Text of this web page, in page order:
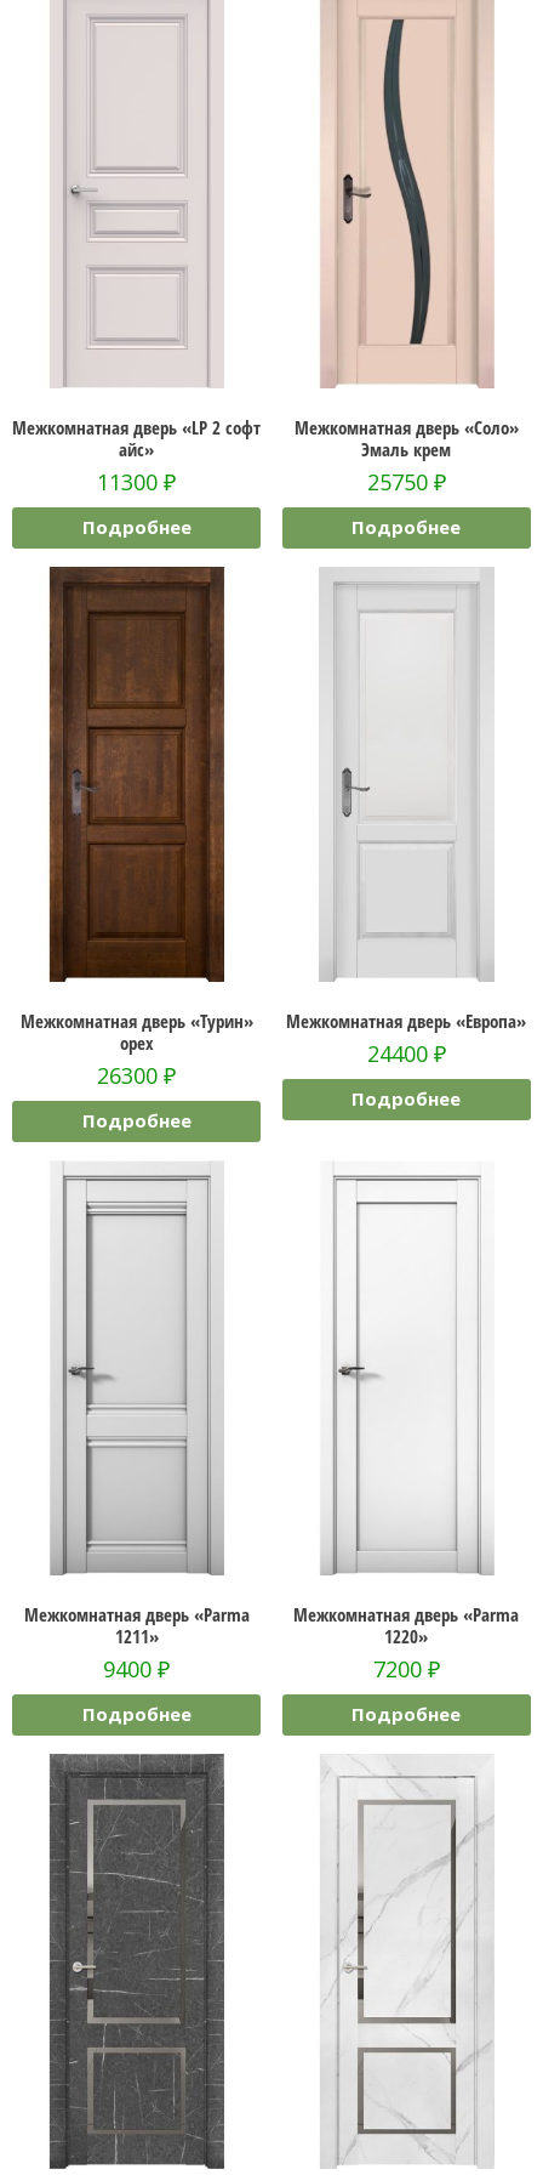
Межкомнатная дверь «LP 2 софт
айс»
11300₽
Подробнее
Межкомнатная дверь «Соло»
Эмаль крем
25750 ₽
Подробнее
Межкомнатная дверь «Турин»
орех
26300₽
Подробнее
Межкомнатная дверь «Европа»
24400 ₽
Подробнее
Межкомнатная дверь «Parma
1211»
9400₽
Подробнее
Межкомнатная дверь «Parma
1220»
7200 ₽
Подробнее